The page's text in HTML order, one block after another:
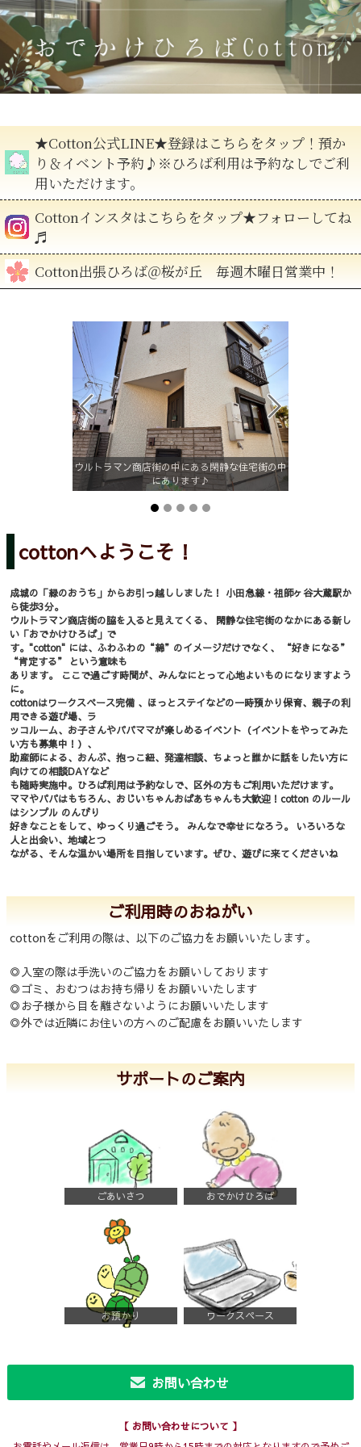
★Cotton公式LINE★登録はこちらをタップ！預か
り＆イベント予約♪※ひろば利用は予約なしでご利
用いただけます。
Cottonインスタはこちらをタップ★フォローしてね
♬
Cotton出張ひろば＠桜が丘 毎週木曜日営業中！
ウルトラマン商店街の中にある閑静な住宅街の中
にあります♪
cottonへようこそ！
成城の「緑のおうち」からお引っ越ししました！ 小田急線・祖師ヶ谷大蔵駅か
ら徒歩3分。
ウルトラマン商店街の脇を入ると見えてくる、 閑静な住宅街のなかにある新し
い「おでかけひろば」で
す。"cotton" には、ふわふわの“綿”のイメージだけでなく、 “好きになる”
“肯定する” という意味も
あります。 ここで過ごす時間が、みんなにとって心地よいものになりますよう
に。
cottonはワークスペース完備 、ほっとステイなどの一時預かり保育、親子の利
用できる遊び場、ラ
ッコルーム、お子さんやパパママが楽しめるイベント（イベントをやってみた
い方も募集中！）、
助産師による、おんぶ、抱っこ紐、発達相談、ちょっと誰かに話をしたい方に
向けての相談DAYなど
も随時実施中。ひろば利用は予約なしで、区外の方もご利用いただけます。
ママやパパはもちろん、おじいちゃんおばあちゃんも大歓迎！cotton のルール
はシンプル のんびり
好きなことをして、ゆっくり過ごそう。 みんなで幸せになろう。 いろいろな
人と出会い、地域とつ
ながる、そんな温かい場所を目指しています。ぜひ、遊びに来てくださいね
ご利用時のおねがい
cottonをご利用の際は、以下のご協力をお願いいたします。
◎入室の際は手洗いのご協力をお願いしております
◎ゴミ、おむつはお持ち帰りをお願いいたします
◎お子様から目を離さないようにお願いいたします
◎外では近隣にお住いの方へのご配慮をお願いいたします
サポートのご案内
ごあいさつ おでかけひろば
お預かり ワークスペース
お問い合わせ
【 お問い合わせについて 】